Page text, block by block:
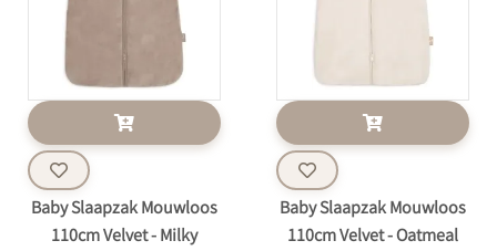
Baby Slaapzak Mouwloos
110cm Velvet - Milky
Baby Slaapzak Mouwloos
110cm Velvet - Oatmeal